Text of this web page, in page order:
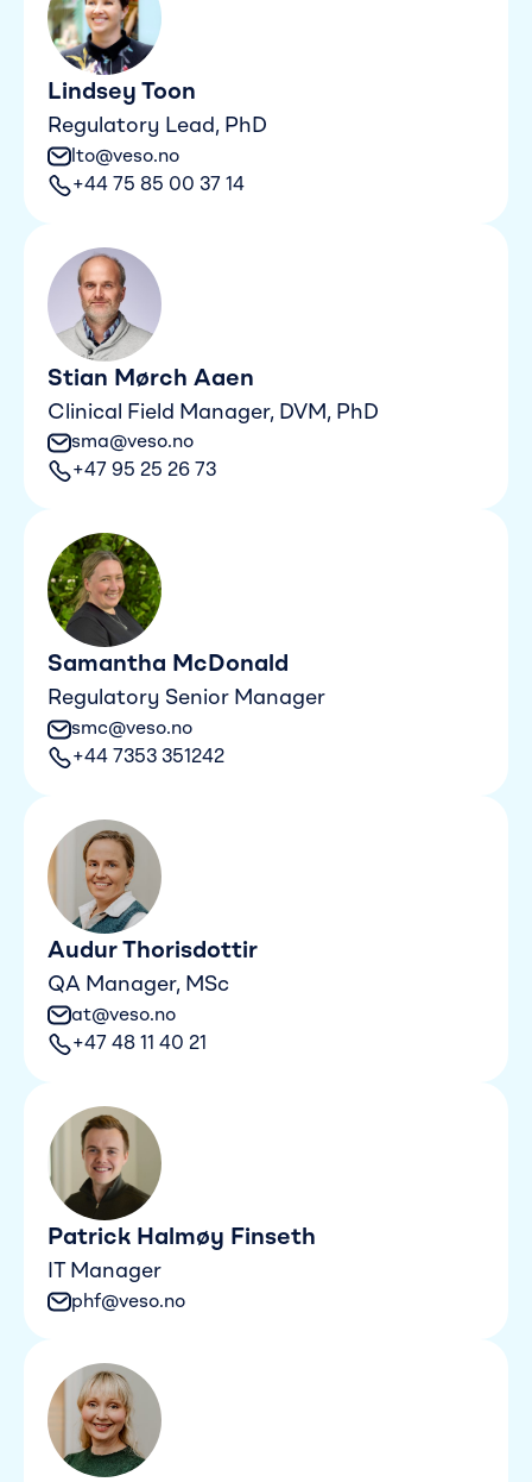
Lindsey Toon
Regulatory Lead, PhD
lto@veso.no
+44 75 85 00 37 14
Stian Mørch Aaen
Clinical Field Manager, DVM, PhD
sma@veso.no
+47 95 25 26 73
Samantha McDonald
Regulatory Senior Manager
smc@veso.no
+44 7353 351242
Audur Thorisdottir
QA Manager, MSc
at@veso.no
+47 48 11 40 21
Patrick Halmøy Finseth
IT Manager
phf@veso.no